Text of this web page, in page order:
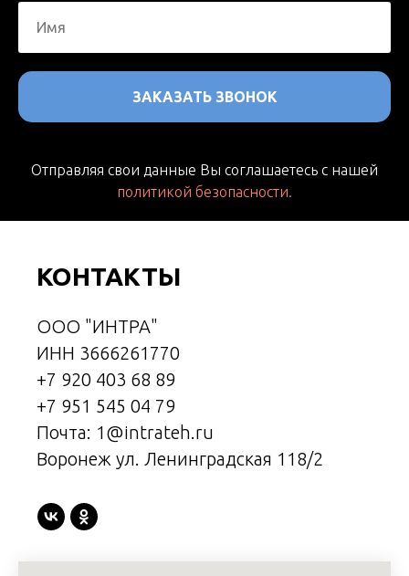
ЗАКАЗАТЬ ЗВОНОК
Отправляя свои данные Вы соглашаетесь с нашей
политикой безопасности.
КОНТАКТЫ
ООО "ИНТРА"
ИНН 3666261770
+7 920 403 68 89
+7 951 545 04 79
Почта: 1@intrateh.ru
Воронеж ул. Ленинградская 118/2